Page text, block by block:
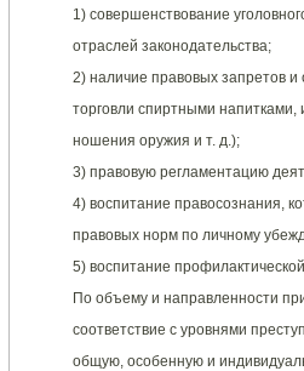
1) совершенствование
отраслей законодательства;
2) наличие правовых запретов
торговли спиртными напитками,
ношения оружия и т. д.);
3) правовую регламентацию
4) воспитание правосознания,
правовых норм по личному
5) воспитание
По объему и направленности
соответствие с уровнями
общую, особенную и